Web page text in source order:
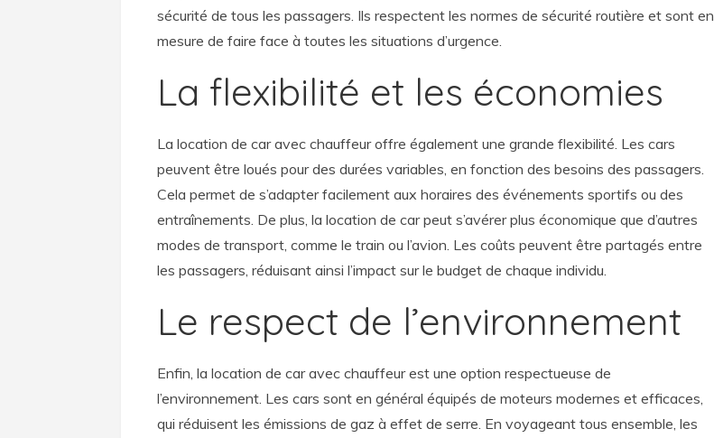
sécurité de tous les passagers. Ils respectent les normes de sécurité routière et sont en
mesure de faire face à toutes les situations d’urgence.
La flexibilité et les économies
La location de car avec chauffeur offre également une grande flexibilité. Les cars
peuvent être loués pour des durées variables, en fonction des besoins des passagers.
Cela permet de s’adapter facilement aux horaires des événements sportifs ou des
entraînements. De plus, la location de car peut s’avérer plus économique que d’autres
modes de transport, comme le train ou l’avion. Les coûts peuvent être partagés entre
les passagers, réduisant ainsi l’impact sur le budget de chaque individu.
Le respect de l’environnement
Enfin, la location de car avec chauffeur est une option respectueuse de
l’environnement. Les cars sont en général équipés de moteurs modernes et efficaces,
qui réduisent les émissions de gaz à effet de serre. En voyageant tous ensemble, les